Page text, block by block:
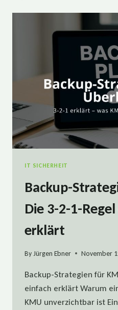
ERNSTFALL
KANN
IT SICHERHEIT
Backup-
Die 3-2-1-
erklärt
ByJürgen Ebner November
Backup-Strategien für
einfach erklärt Warum
KMU unverzichtbar ist